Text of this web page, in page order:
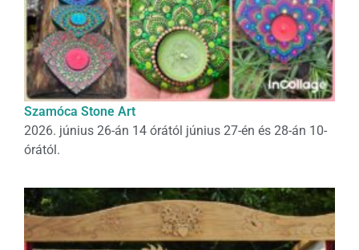
Szamóca Stone Art
2026. június 26-án 14 órától június 27-én és 28-án 10-
órától.